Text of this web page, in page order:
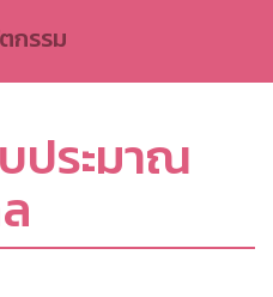
กรรม
ประมาณ